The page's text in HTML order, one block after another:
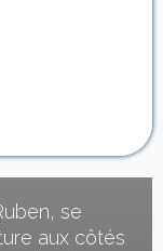
se
aux côtés